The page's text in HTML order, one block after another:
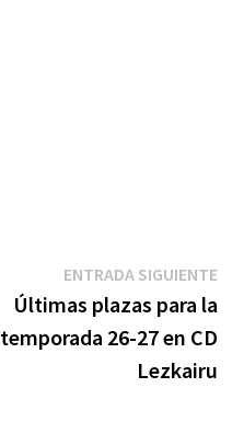
ENTRADA SIGUIENTE
Últimas plazas para la
temporada 26-27 en CD
Lezkairu